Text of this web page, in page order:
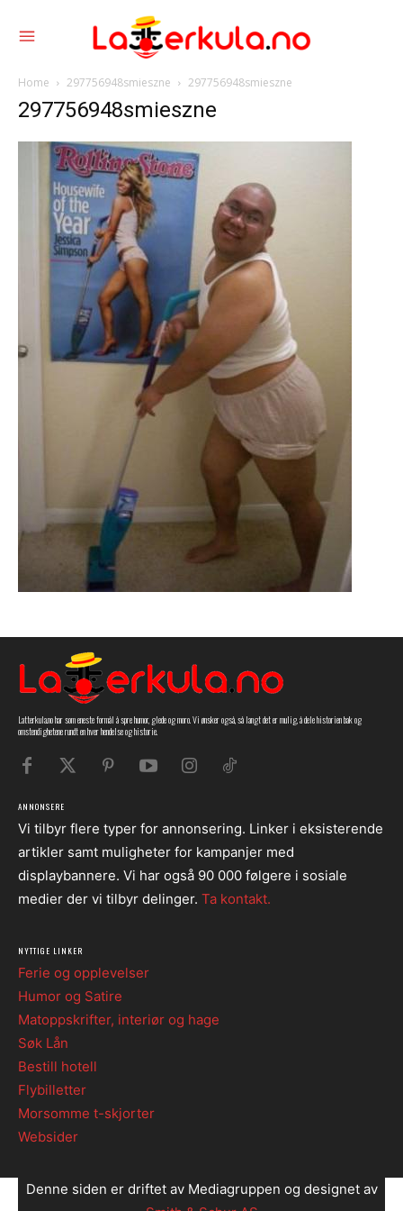
Home 297756948smieszne 297756948smieszne
297756948smieszne
Latterkula.no har som eneste formål å spre humor, glede og moro. Vi ønsker også, så langt det er mulig, å dele historien bak og
omstendighetene rundt en hver hendelse og historie.
ANNONSERE
Vi tilbyr flere typer for annonsering. Linker i eksisterende
artikler samt muligheter for kampanjer med
displaybannere. Vi har også 90 000 følgere i sosiale
medier der vi tilbyr delinger. Ta kontakt.
NYTTIGE LINKER
Ferie og opplevelser
Humor og Satire
Matoppskrifter, interiør og hage
Søk Lån
Bestill hotell
Flybilletter
Morsomme t-skjorter
Websider
Denne siden er driftet av Mediagruppen og designet av